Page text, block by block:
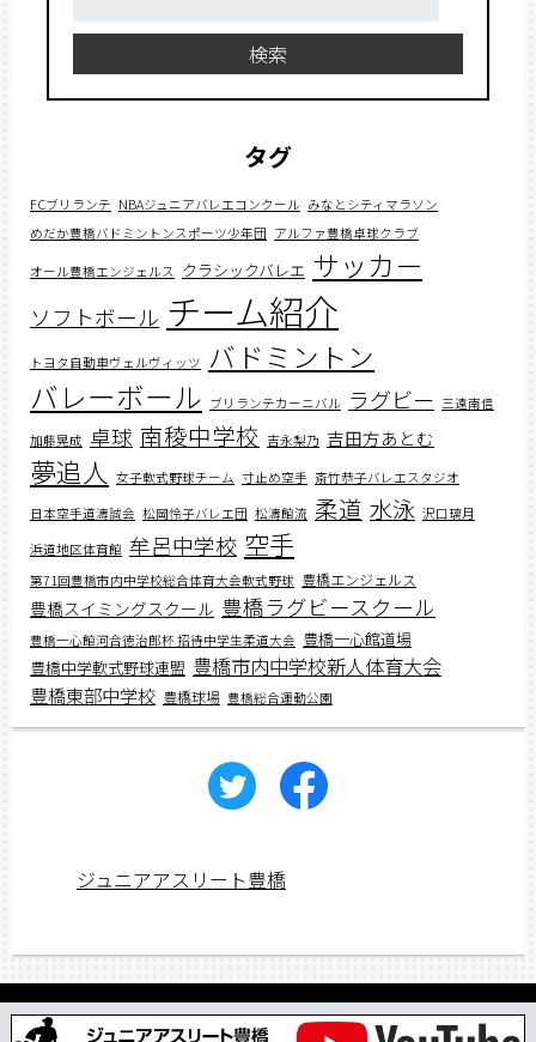
検索
タグ
FCブリランテ NBAジュニアバレエコンクール みなとシティマラソン
めだか豊橋バドミントンスポーツ少年団 アルファ豊橋卓球クラブ
オール豊橋エンジェルス クラシックバレエ サッカー
ソフトボール チーム紹介
トヨタ自動車ヴェルヴィッツ バドミントン
バレーボール ブリランテカーニバル ラグビー 三遠南信
加藤晃成 卓球 南稜中学校 吉永梨乃 吉田方あとむ
夢追人 女子軟式野球チーム 寸止め空手 斎竹恭子バレエスタジオ
日本空手道濤誠会 松岡怜子バレエ団 松濤館流 柔道 水泳 沢口璃月
浜道地区体育館 牟呂中学校 空手
第71回豊橋市内中学校総合体育大会軟式野球 豊橋エンジェルス
豊橋スイミングスクール 豊橋ラグビースクール
豊橋一心館河合徳治郎杯 招待中学生柔道大会 豊橋一心館道場
豊橋中学軟式野球連盟 豊橋市内中学校新人体育大会
豊橋東部中学校 豊橋球場 豊橋総合運動公園
ジュニアアスリート豊橋